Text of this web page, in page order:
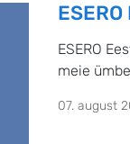
ESERO
meie
07. august